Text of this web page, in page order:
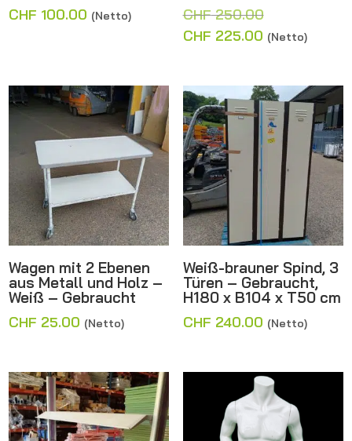
CHF 100.00 (Netto) CHF250.00
Preis
CHF 225.00Aktueller
CHF 225.00.
(Netto)
Wagen mit 2 Ebenen
aus Metall und Holz –
Weiß – Gebraucht
CHF 25.00 (Netto)
Weiß-brauner Spind, 3
Türen – Gebraucht,
H180 x B104 x T50 cm
CHF 240.00 (Netto)